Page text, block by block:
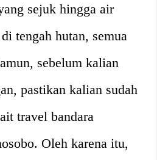
sejuk hingga air
tengah hutan, semua
sebelum kalian
pastikan kalian sudah
travel bandara
Oleh karena itu,